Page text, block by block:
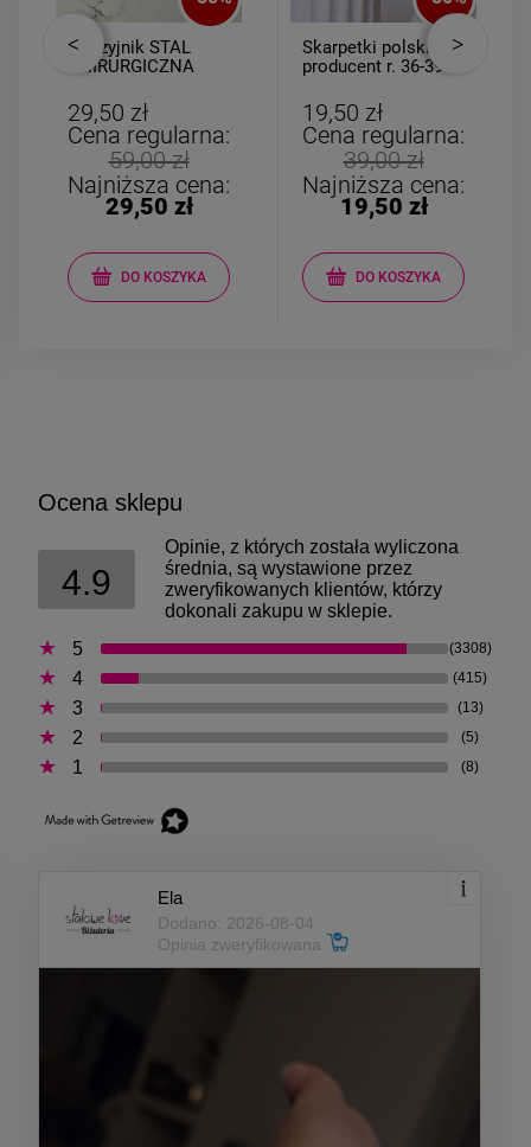
Naszyjnik STAL
CHIRURGICZNA
gwiazdki różowe
29,50 zł
Cena regularna:
59,00 zł
Najniższa cena:
29,50 zł
DO KOSZYKA
Skarpetki polski
producent r. 36-39
19,50 zł
Cena regularna:
39,00 zł
Najniższa cena:
19,50 zł
DO KOSZYKA
Ocena sklepu
4.9
Opinie, z których została wyliczona
średnia, są wystawione przez
zweryfikowanych klientów, którzy
dokonali zakupu w sklepie.
5
(3308)
4 (415)
3 (13)
2 (5)
1 (8)
Ela
Dodano: 2026-08-04
Opinia zweryfikowana